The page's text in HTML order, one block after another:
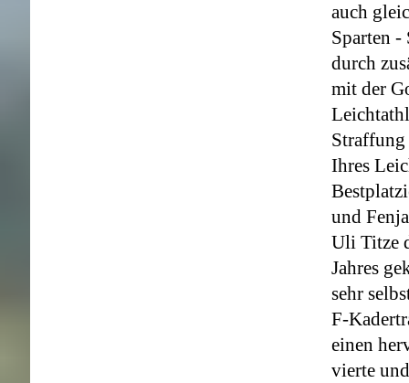
auch
Sparten -
durch
mit der
Ihres
und
Uli Titze
Jahres
sehr
F-
einen
vierte